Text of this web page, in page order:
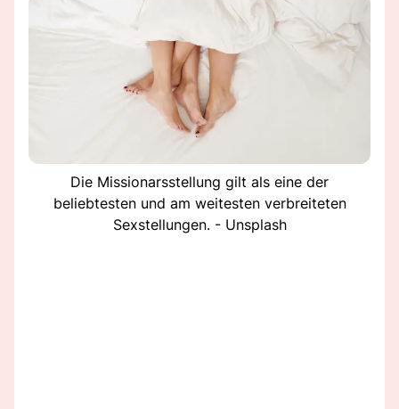
Die Missionarsstellung gilt als eine der
beliebtesten und am weitesten verbreiteten
Sexstellungen. - Unsplash